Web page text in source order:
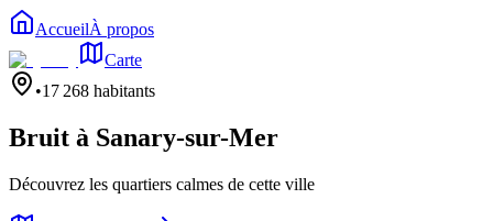
AccueilÀ propos
Carte
•17 268 habitants
Bruit à Sanary-sur-Mer
Découvrez les quartiers calmes de cette ville